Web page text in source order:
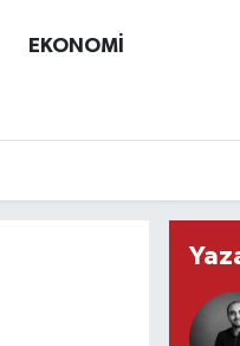
EKONOMİ